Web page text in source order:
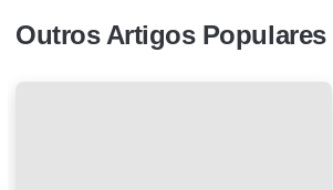
Outros Artigos Populares